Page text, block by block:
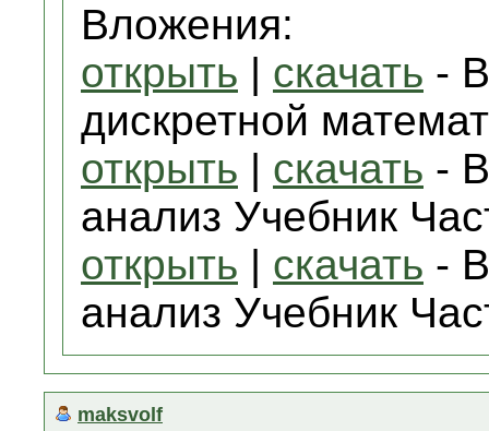
Вложения:
открыть | скачать -
дискретной
открыть | скачать -
анализ Учебник
открыть | скачать -
анализ Учебник
maksvolf